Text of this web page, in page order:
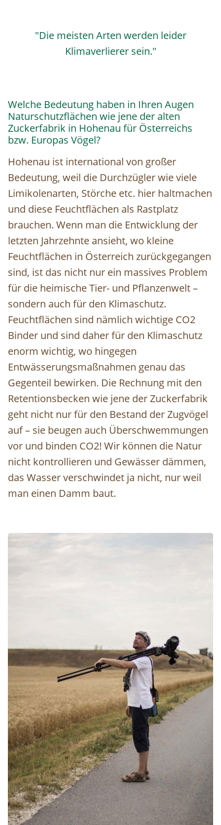
"Die meisten Arten werden leider
Klimaverlierer sein."
Welche Bedeutung haben in Ihren Augen
Naturschutzflächen wie jene der alten
Zuckerfabrik in Hohenau für Österreichs
bzw. Europas Vögel?
Hohenau ist international von großer
Bedeutung, weil die Durchzügler wie viele
Limikolenarten, Störche etc. hier haltmachen
und diese Feuchtflächen als Rastplatz
brauchen. Wenn man die Entwicklung der
letzten Jahrzehnte ansieht, wo kleine
Feuchtflächen in Österreich zurückgegangen
sind, ist das nicht nur ein massives Problem
für die heimische Tier- und Pflanzenwelt –
sondern auch für den Klimaschutz.
Feuchtflächen sind nämlich wichtige CO2
Binder und sind daher für den Klimaschutz
enorm wichtig, wo hingegen
Entwässerungsmaßnahmen genau das
Gegenteil bewirken. Die Rechnung mit den
Retentionsbecken wie jene der Zuckerfabrik
geht nicht nur für den Bestand der Zugvögel
auf – sie beugen auch Überschwemmungen
vor und binden CO2! Wir können die Natur
nicht kontrollieren und Gewässer dämmen,
das Wasser verschwindet ja nicht, nur weil
man einen Damm baut.